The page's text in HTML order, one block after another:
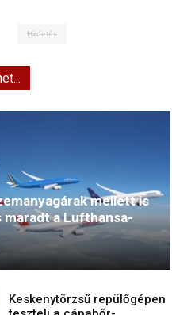
Hirdetés
mellett is
maradt a Lufthansa-
Keskenytörzsű repülőgépen